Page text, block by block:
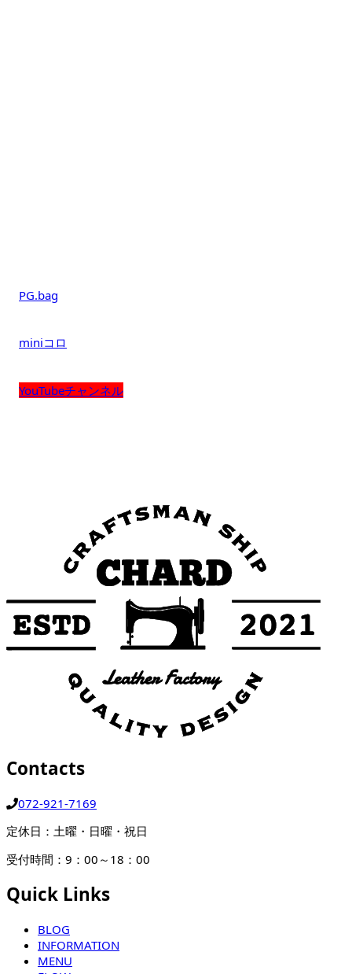
PG.bag
miniコロ
YouTubeチャンネル
Contacts
072-921-7169
定休日：土曜・日曜・祝日
受付時間：9：00～18：00
Quick Links
BLOG
INFORMATION
MENU